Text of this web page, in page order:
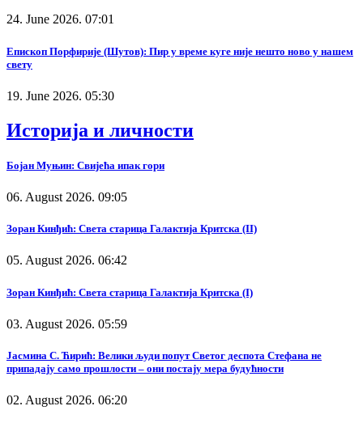
24. June 2026. 07:01
Епископ Порфирије (Шутов): Пир у време куге није нешто ново у нашем
свету
19. June 2026. 05:30
Историја и личности
Бојан Муњин: Свијећа ипак гори
06. August 2026. 09:05
Зоран Кинђић: Света старица Галактија Критска (II)
05. August 2026. 06:42
Зоран Кинђић: Света старица Галактија Критска (I)
03. August 2026. 05:59
Јасмина С. Ћирић: Велики људи попут Светог деспота Стефана не
припадају само прошлости – они постају мера будућности
02. August 2026. 06:20